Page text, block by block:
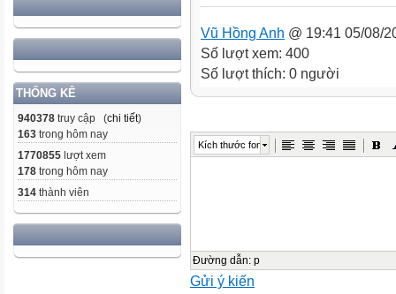
THỐNG KÊ
940378 truy cập (chi tiết)
163 trong hôm nay
1770855 lượt xem
178 trong hôm nay
314 thành viên
Vũ Hồng Anh @ 19:41 05/08/
Số lượt xem: 400
Số lượt thích: 0 người
Kích thước font
Đường dẫn: p
Gửi ý kiến